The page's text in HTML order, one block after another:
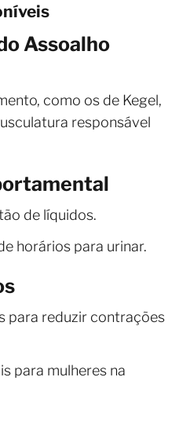
Assoalho
como os de Kegel,
responsável
de líquidos.
horários para urinar.
para reduzir contrações
para mulheres na